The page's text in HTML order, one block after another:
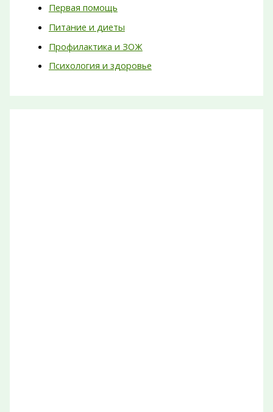
Первая помощь
Питание и диеты
Профилактика и ЗОЖ
Психология и здоровье